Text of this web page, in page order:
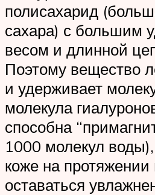
полисахарид
сахара) с большим
весом и длинной
Поэтому вещество
и удерживает
молекула
способна
1000 молекул
коже на протяжении
оставаться